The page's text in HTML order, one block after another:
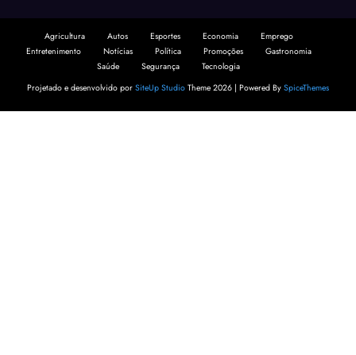
Agricultura Autos Esportes Economia
Emprego
Notícias Política Promoções
Saúde
Segurança
Tecnologia